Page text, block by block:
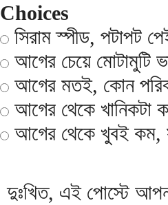
Choices
সিরাম স্পীড, পটাপট
আগের চেয়ে মোটামুটি
আগের মতই, কোন
আগের থেকে খানিকটা
আগের থেকে খুবই কম,
দুঃখিত, এই পোস্টে